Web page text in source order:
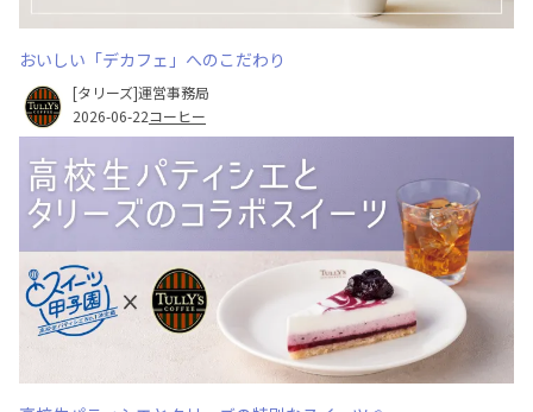
おいしい「デカフェ」へのこだわり
[タリーズ]運営事務局
2026-06-22コーヒー